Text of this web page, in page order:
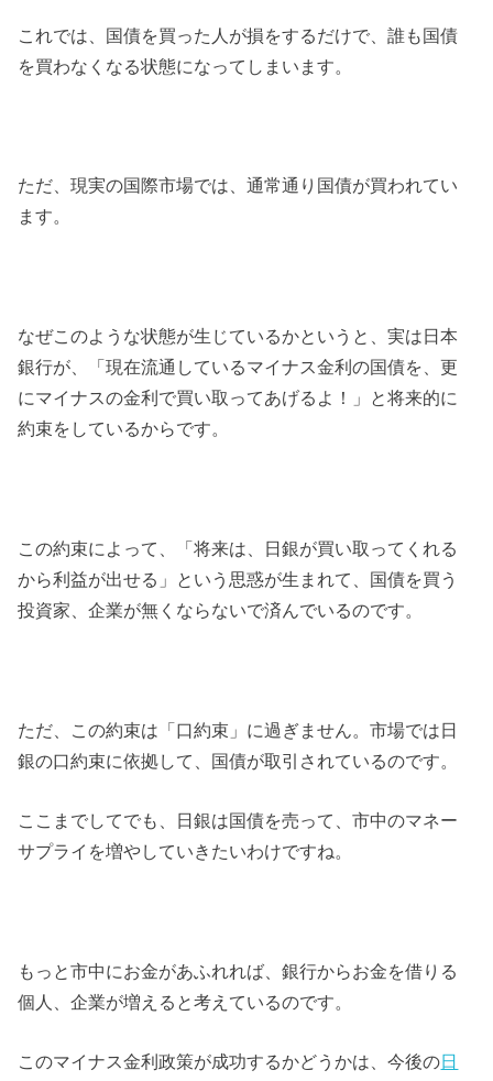
これでは、国債を買った人が損をするだけで、誰も国債
を買わなくなる状態になってしまいます。
ただ、現実の国際市場では、通常通り国債が買われてい
ます。
なぜこのような状態が生じているかというと、実は日本
銀行が、「現在流通しているマイナス金利の国債を、更
にマイナスの金利で買い取ってあげるよ！」と将来的に
約束をしているからです。
この約束によって、「将来は、日銀が買い取ってくれる
から利益が出せる」という思惑が生まれて、国債を買う
投資家、企業が無くならないで済んでいるのです。
ただ、この約束は「口約束」に過ぎません。市場では日
銀の口約束に依拠して、国債が取引されているのです。
ここまでしてでも、日銀は国債を売って、市中のマネー
サプライを増やしていきたいわけですね。
もっと市中にお金があふれれば、銀行からお金を借りる
個人、企業が増えると考えているのです。
このマイナス金利政策が成功するかどうかは、今後の日